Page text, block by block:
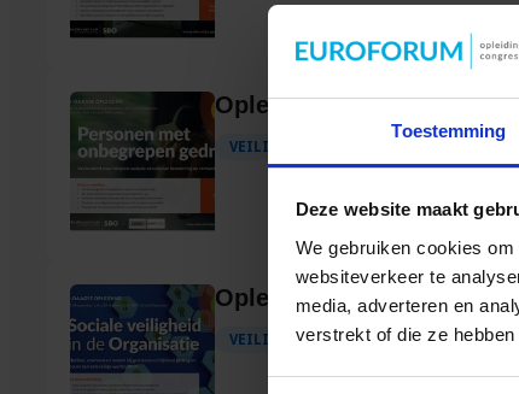
Toestemming
Deze website maakt
We gebruiken cookies
websiteverkeer te
media, adverteren en
verstrekt of die ze
Opleiding Personen met
VEILIGHEID
Opleiding Sociale
VEILIGHEID